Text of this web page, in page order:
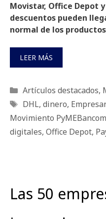
Movistar, Office Depot y
descuentos pueden
normal de los
LEER MÁS
Categorías
Artículos destacados,
Etiquetas
DHL, dinero,
Movimiento
digitales, Office Depot,
Las 50